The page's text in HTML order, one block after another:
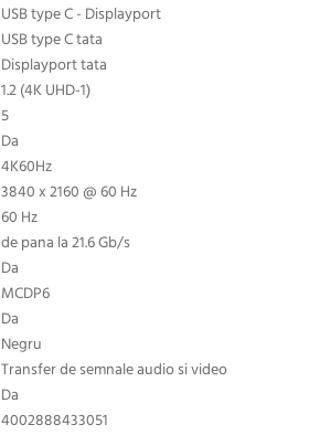
USB type C - Displayport
USB type C tata
Displayport tata
1.2 (4K UHD-1)
5
Da
4K60Hz
3840 x 2160 @ 60 Hz
60 Hz
de pana la 21.6 Gb/s
Da
MCDP6
Da
Negru
Transfer de semnale audio si video
Da
4002888433051